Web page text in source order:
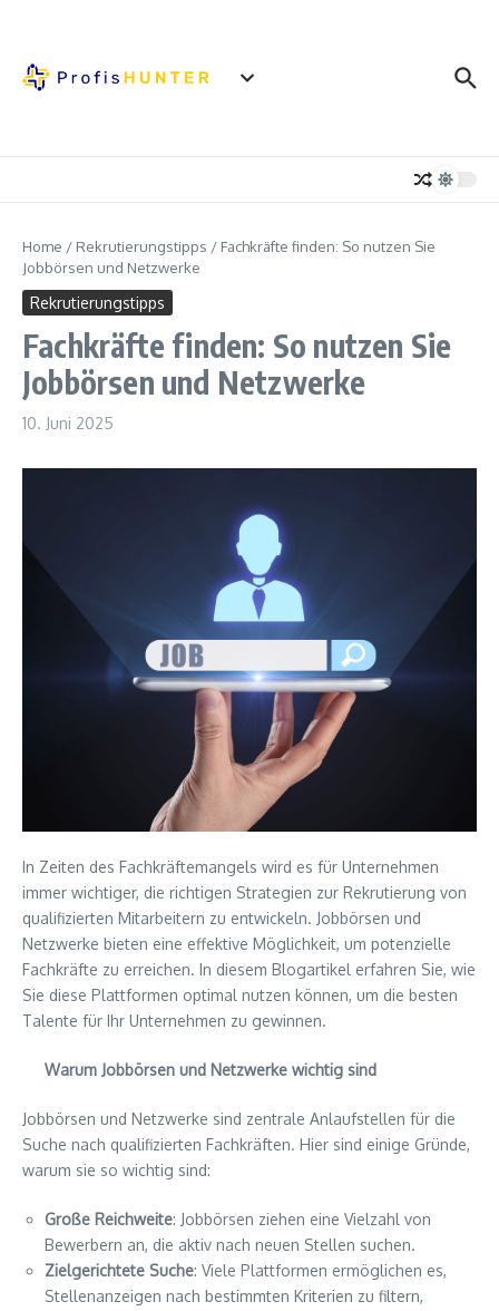
Home / Rekrutierungstipps / Fachkräfte finden: So nutzen Sie
Jobbörsen und Netzwerke
Rekrutierungstipps
Fachkräfte finden: So nutzen Sie
Jobbörsen und Netzwerke
10. Juni 2025
In Zeiten des Fachkräftemangels wird es für Unternehmen
immer wichtiger, die richtigen Strategien zur Rekrutierung von
qualifizierten Mitarbeitern zu entwickeln. Jobbörsen und
Netzwerke bieten eine effektive Möglichkeit, um potenzielle
Fachkräfte zu erreichen. In diesem Blogartikel erfahren Sie, wie
Sie diese Plattformen optimal nutzen können, um die besten
Talente für Ihr Unternehmen zu gewinnen.
Warum Jobbörsen und Netzwerke wichtig sind
Jobbörsen und Netzwerke sind zentrale Anlaufstellen für die
Suche nach qualifizierten Fachkräften. Hier sind einige Gründe,
warum sie so wichtig sind:
Große Reichweite: Jobbörsen ziehen eine Vielzahl von
Bewerbern an, die aktiv nach neuen Stellen suchen.
Zielgerichtete Suche: Viele Plattformen ermöglichen es,
Stellenanzeigen nach bestimmten Kriterien zu filtern,